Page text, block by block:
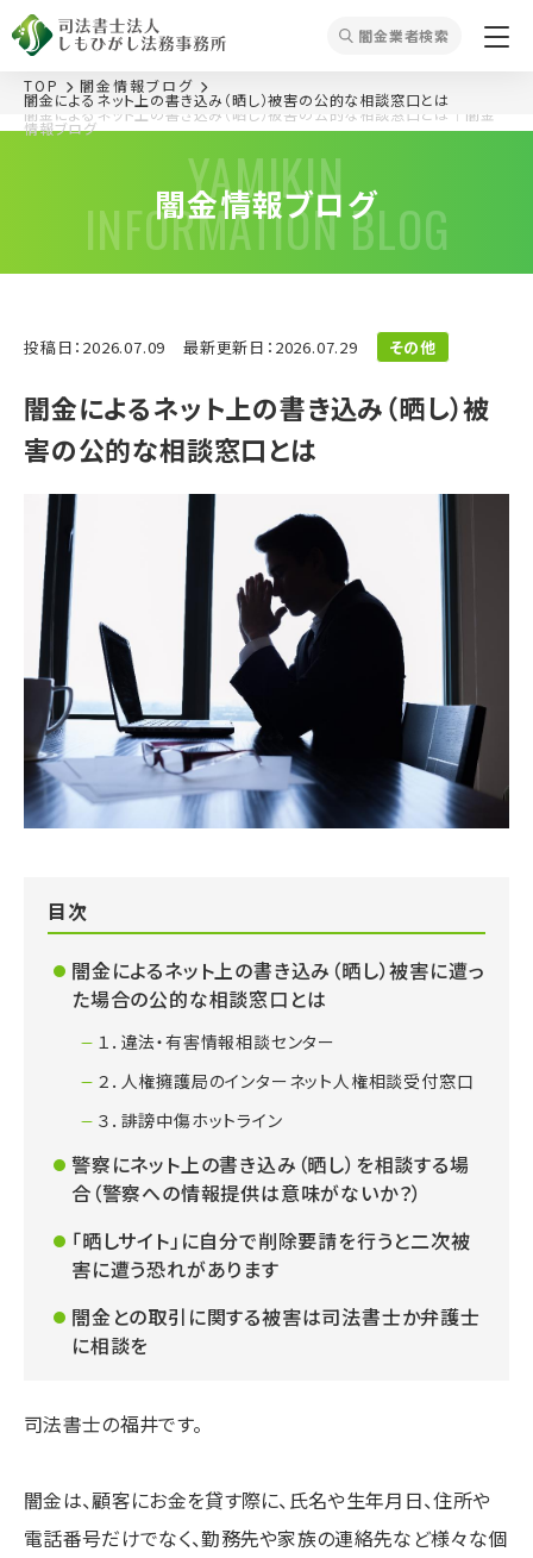
闇⾦業者検索
YAMIKIN
INFORMATION BLOG
闇金情報ブログ
闇金によるネット上の書き込み（晒し）被害の公的な相談窓口とは｜闇金
情報ブログ
TOP 闇金情報ブログ
闇金によるネット上の書き込み（晒し）被害の公的な相談窓口とは
投稿日：2026.07.09 最新更新日：2026.07.29 その他
闇金によるネット上の書き込み（晒し）被
害の公的な相談窓口とは
目次
闇金によるネット上の書き込み（晒し）被害に遭っ
た場合の公的な相談窓口とは
１．違法・有害情報相談センター
２．人権擁護局のインターネット人権相談受付窓口
３．誹謗中傷ホットライン
警察にネット上の書き込み（晒し）を相談する場
合（警察への情報提供は意味がないか？）
「晒しサイト」に自分で削除要請を行うと二次被
害に遭う恐れがあります
闇金との取引に関する被害は司法書士か弁護士
に相談を
司法書士の福井です。
闇金は、顧客にお金を貸す際に、氏名や生年月日、住所や
電話番号だけでなく、勤務先や家族の連絡先など様々な個